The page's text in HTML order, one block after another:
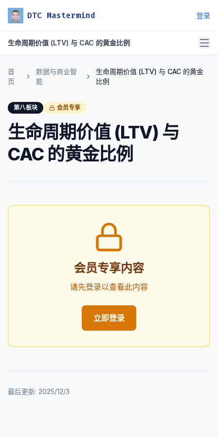
DTC Mastermind 登录
生命周期价值 (LTV) 与 CAC 的黄金比例
首
页
数据与商业智
能
生命周期价值 (LTV) 与 CAC 的黄金
比例
第八板块 会员专享
生命周期价值 (LTV) 与
CAC 的黄金比例
会员专享内容
请先登录以查看此内容
立即登录
最后更新: 2025/12/3